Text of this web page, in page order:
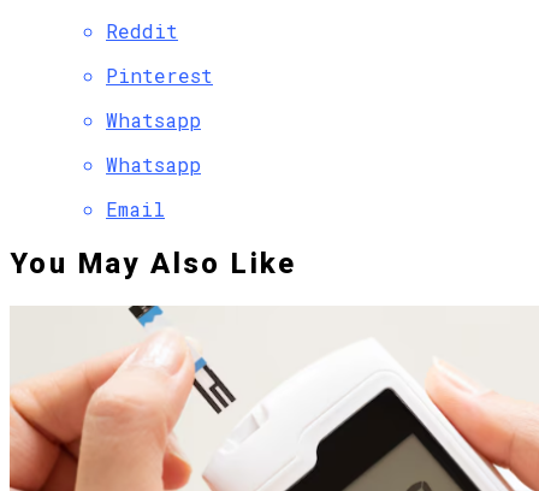
Reddit
Pinterest
Whatsapp
Whatsapp
Email
You May Also Like